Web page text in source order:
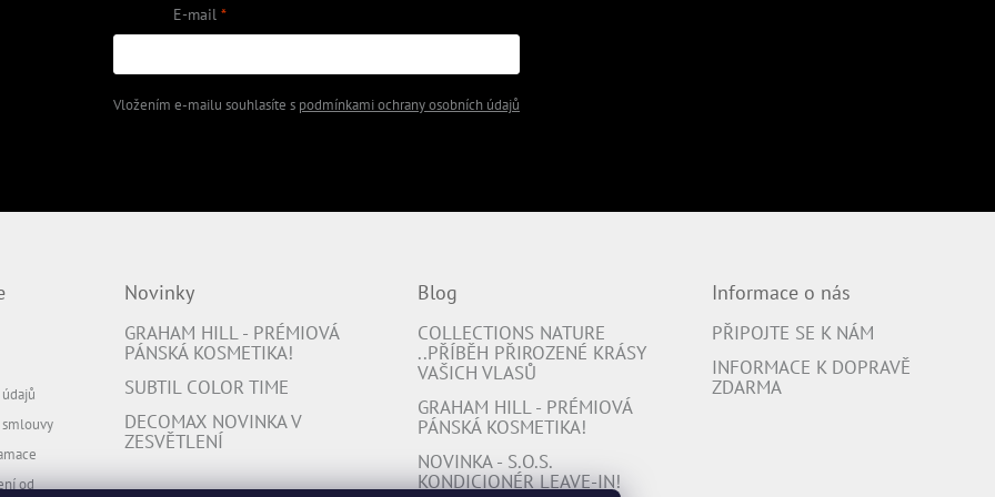
E-mail
Vložením e-mailu souhlasíte s podmínkami ochrany osobních údajů
od
Novinky
GRAHAM HILL - PRÉMIOVÁ
PÁNSKÁ KOSMETIKA!
SUBTIL COLOR TIME
DECOMAX NOVINKA V
ZESVĚTLENÍ
Blog
COLLECTIONS NATURE
..PŘÍBĚH PŘIROZENÉ KRÁSY
VAŠICH VLASŮ
GRAHAM HILL - PRÉMIOVÁ
PÁNSKÁ KOSMETIKA!
NOVINKA - S.O.S.
KONDICIONÉR LEAVE-IN!
Informace o nás
PŘIPOJTE SE K NÁM
INFORMACE K DOPRAVĚ
ZDARMA